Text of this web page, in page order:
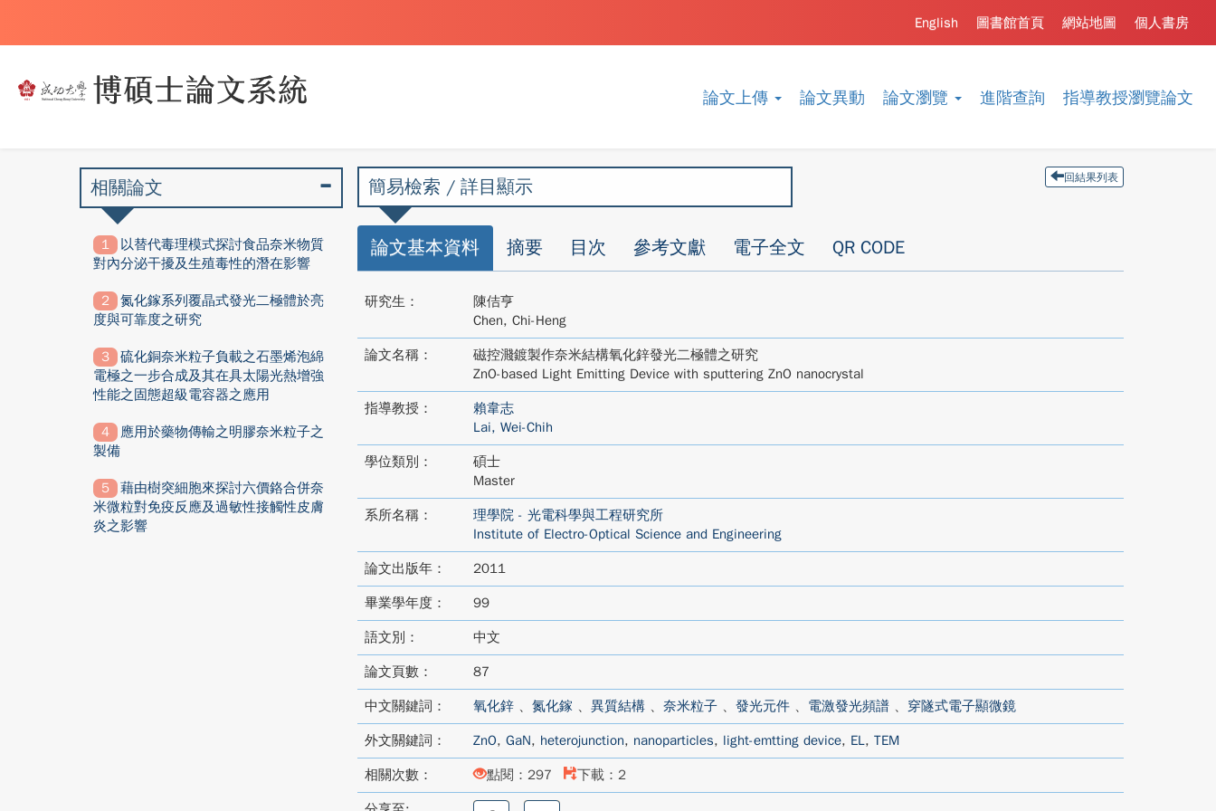
論文上傳 論文異動 論文瀏覽 進階查詢 指導教授瀏覽論文
個人書房
網站地圖
圖書館首頁
English
簡易檢索 / 詳目顯示 回結果列表
論文基本資料 摘要 目次 參考文獻 電子全文 QR CODE
研究生：
陳佶亨
Chen, Chi-Heng
論文名稱：
磁控濺鍍製作奈米結構氧化鋅發光二極體之研究
ZnO-based Light Emitting Device with sputtering ZnO nanocrystal
指導教授：
賴韋志
Lai, Wei-Chih
學位類別：
碩士
Master
系所名稱：
理學院 - 光電科學與工程研究所
Institute of Electro-Optical Science and Engineering
論文出版年： 2011
畢業學年度： 99
語文別： 中文
論文頁數： 87
中文關鍵詞： 氧化鋅、 氮化鎵、 異質結構、 奈米粒子、 發光元件、 電激發光頻譜、 穿隧式電子顯微鏡
外文關鍵詞： ZnO, GaN, heterojunction, nanoparticles, light-emtting device, EL, TEM
相關次數： 點閱：297 下載：2
相關論文
以替代毒理模式探討食品奈米物質
對內分泌干擾及生殖毒性的潛在影響
氮化鎵系列覆晶式發光二極體於亮
度與可靠度之研究
硫化銅奈米粒子負載之石墨烯泡綿
電極之一步合成及其在具太陽光熱增強
性能之固態超級電容器之應用
應用於藥物傳輸之明膠奈米粒子之
製備
藉由樹突細胞來探討六價鉻合併奈
米微粒對免疫反應及過敏性接觸性皮膚
炎之影響